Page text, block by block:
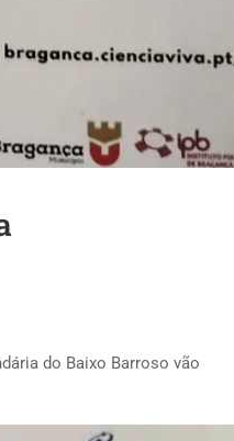
do Baixo Barroso vão